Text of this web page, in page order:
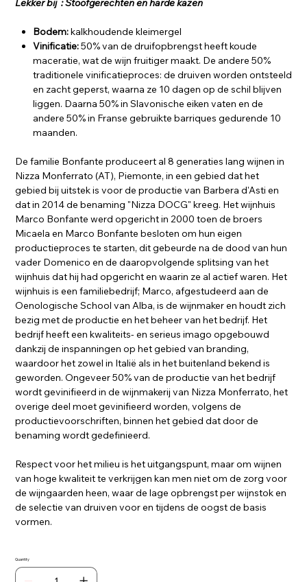
Lekker bij : Stoofgerechten en harde kazen
Bodem:kalkhoudende kleimergel
Vinificatie:50% van de druifopbrengst heeft koude
maceratie, wat de wijn fruitiger maakt. De andere 50%
traditionele vinificatieproces: de druiven worden ontsteeld
en zacht geperst, waarna ze 10 dagen op de schil blijven
liggen. Daarna 50% in Slavonische eiken vaten en de
andere 50% in Franse gebruikte barriques gedurende 10
maanden.
De familie Bonfante produceert al 8 generaties lang wijnen in
Nizza Monferrato (AT), Piemonte, in een gebied dat het
gebied bij uitstek is voor de productie van Barbera d'Asti en
dat in 2014 de benaming "Nizza DOCG" kreeg. Het wijnhuis
Marco Bonfante werd opgericht in 2000 toen de broers
Micaela en Marco Bonfante besloten om hun eigen
productieproces te starten, dit gebeurde na de dood van hun
vader Domenico en de daaropvolgende splitsing van het
wijnhuis dat hij had opgericht en waarin ze al actief waren. Het
wijnhuis is een familiebedrijf; Marco, afgestudeerd aan de
Oenologische School van Alba, is de wijnmaker en houdt zich
bezig met de productie en het beheer van het bedrijf. Het
bedrijf heeft een kwaliteits- en serieus imago opgebouwd
dankzij de inspanningen op het gebied van branding,
waardoor het zowel in Italië als in het buitenland bekend is
geworden. Ongeveer 50% van de productie van het bedrijf
wordt gevinifieerd in de wijnmakerij van Nizza Monferrato, het
overige deel moet gevinifieerd worden, volgens de
productievoorschriften, binnen het gebied dat door de
benaming wordt gedefinieerd.
Respect voor het milieu is het uitgangspunt, maar om wijnen
van hoge kwaliteit te verkrijgen kan men niet om de zorg voor
de wijngaarden heen, waar de lage opbrengst per wijnstok en
de selectie van druiven voor en tijdens de oogst de basis
vormen.
Quantity